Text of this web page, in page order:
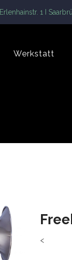
Erlenhainstr. 1 I
Werkstatt
<